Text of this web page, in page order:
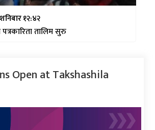
१२:४२
तालिम सुरु
Open at Takshashila